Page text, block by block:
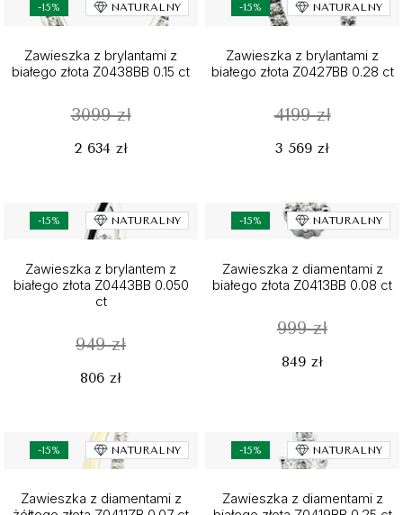
-15% NATURALNY
Zawieszka z brylantami z
białego złota Z0438BB 0.15 ct
3099 zł
2 634 zł
-15% NATURALNY
Zawieszka z brylantami z
białego złota Z0427BB 0.28 ct
4199 zł
3 569 zł
-15% NATURALNY
Zawieszka z brylantem z
białego złota Z0443BB 0.050
ct
949 zł
806 zł
-15% NATURALNY
Zawieszka z diamentami z
białego złota Z0413BB 0.08 ct
999 zł
849 zł
-15% NATURALNY
Zawieszka z diamentami z
-15% NATURALNY
Zawieszka z diamentami z